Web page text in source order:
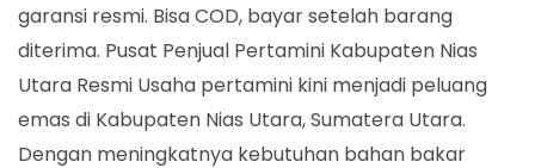
garansi resmi. Bisa COD, bayar setelah barang
diterima. Pusat Penjual Pertamini Kabupaten Nias
Utara Resmi Usaha pertamini kini menjadi peluang
emas di Kabupaten Nias Utara, Sumatera Utara.
Dengan meningkatnya kebutuhan bahan bakar